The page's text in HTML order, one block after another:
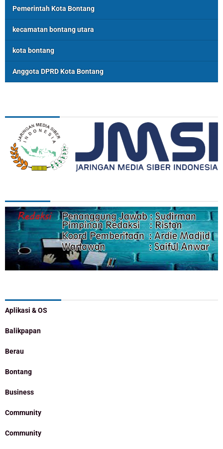
Pemerintah Kota Bontang
kecamatan bontang utara
kota bontang
Anggota DPRD Kota Bontang
Aplikasi & OS
Balikpapan
Berau
Bontang
Business
Community
Community